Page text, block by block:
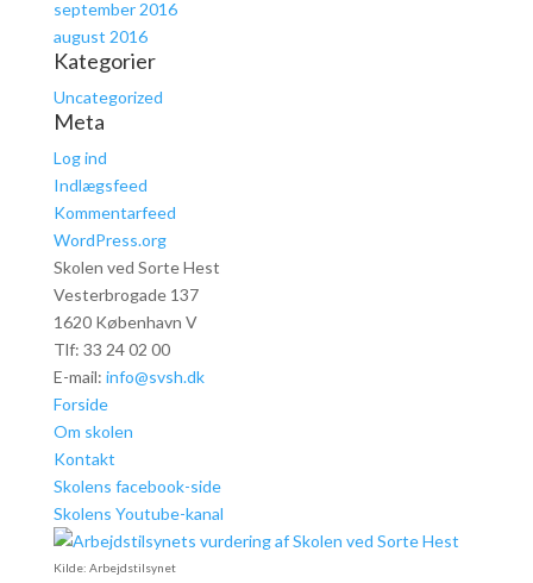
september 2016
august 2016
Kategorier
Uncategorized
Meta
Log ind
Indlægsfeed
Kommentarfeed
WordPress.org
Skolen ved Sorte Hest
Vesterbrogade 137
1620 København V
Tlf: 33 24 02 00
E-mail: info@svsh.dk
Forside
Om skolen
Kontakt
Skolens facebook-side
Skolens Youtube-kanal
Kilde: Arbejdstilsynet